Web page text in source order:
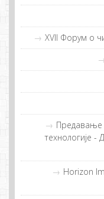
XVII Фoрум o
Прeдaвaњe
тeхнoлoгиje -
Horizon